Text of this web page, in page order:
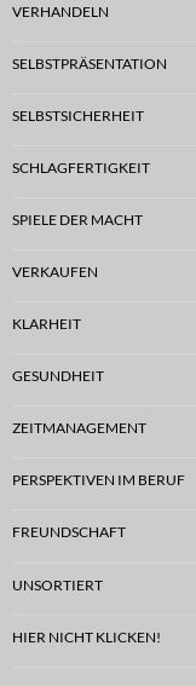
VERHANDELN
SELBSTPRÄSENTATION
SELBSTSICHERHEIT
SCHLAGFERTIGKEIT
SPIELE DER MACHT
VERKAUFEN
KLARHEIT
GESUNDHEIT
ZEITMANAGEMENT
PERSPEKTIVEN IM BERUF
FREUNDSCHAFT
UNSORTIERT
HIER NICHT KLICKEN!